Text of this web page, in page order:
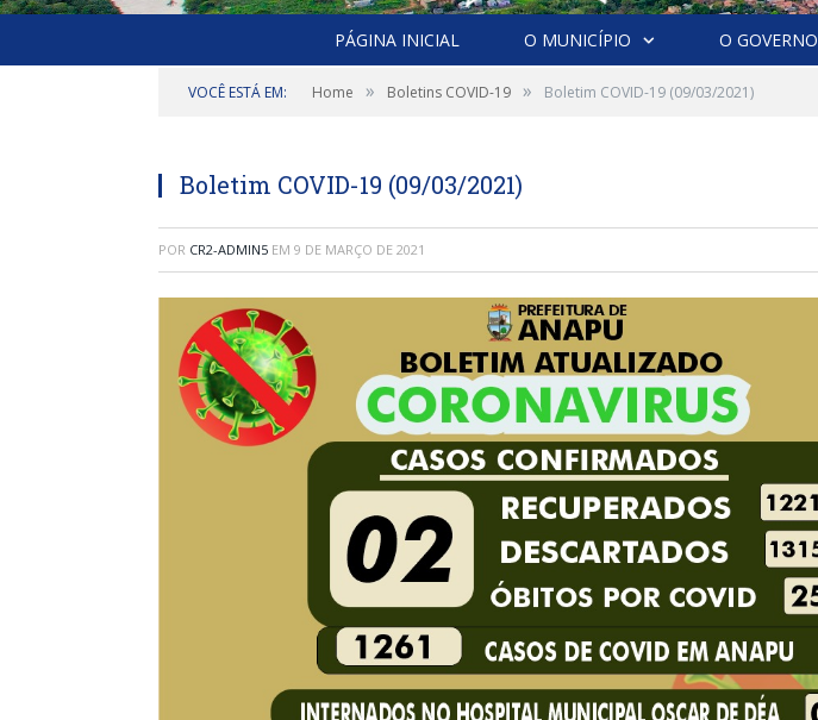
PÁGINA INICIAL O MUNICÍPIO O GOVERNO
VOCÊ ESTÁ EM: Home » Boletins COVID-19 » Boletim COVID-19 (09/03/2021)
Boletim COVID-19 (09/03/2021)
POR CR2-ADMIN5 EM 9 DE MARÇO DE 2021